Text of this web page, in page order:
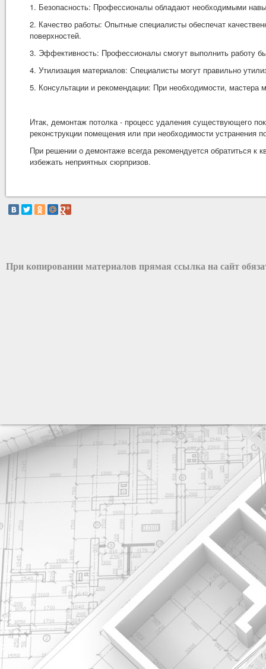
1. Безопасность: Профессионалы обладают необходимыми
2. Качество работы: Опытные специалисты обеспечат
поверхностей.
3. Эффективность: Профессионалы смогут выполнить работу
4. Утилизация материалов: Специалисты могут правильно
5. Консультации и рекомендации: При необходимости, мастера
Итак, демонтаж потолка - процесс удаления существующего
реконструкции помещения или при необходимости устранения
При решении о демонтаже всегда рекомендуется обратиться к
избежать неприятных сюрпризов.
При копировании материалов прямая ссылка на сайт